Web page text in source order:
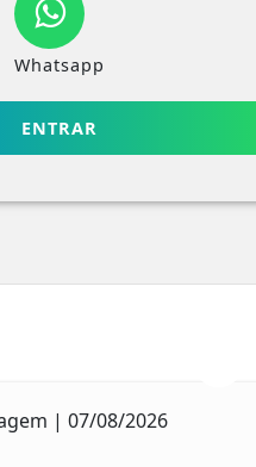
Whatsapp
ENTRAR